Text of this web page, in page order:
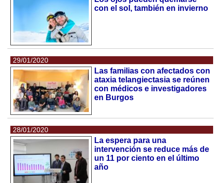
con el sol, también en invierno
29/01/2020
Las familias con afectados con
ataxia telangiectasia se reúnen
con médicos e investigadores
en Burgos
28/01/2020
La espera para una
intervención se reduce más de
un 11 por ciento en el último
año